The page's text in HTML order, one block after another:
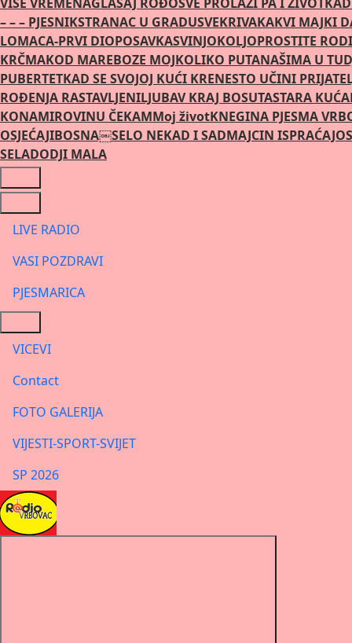
– – – PJESNIKSTRANAC U GRADUSVEKRIVAKAKVI MAJKI
LOMACA-PRVI DIOPOSAVKASVINJOKOLJOPROSTITE
KRČMAKOD MAREBOZE MOJKOLIKO PUTANAŠIMA U
PUBERTETKAD SE SVOJOJ KUĆI KRENESTO UČINI
ROÐENJA RASTAVLJENILJUBAV KRAJ BOSUTASTARA KUĆA
KONAMIROVINU ČEKAMMoj životKNEGINA PJESMA
OSJEĆAJIBOSNA￼SELO NEKAD I SADMAJCIN ISPRAĆAJ
SELADODJI MALA
LIVE RADIO
VASI POZDRAVI
PJESMARICA
VICEVI
Contact
FOTO GALERIJA
VIJESTI-SPORT-SVIJET
SP 2026